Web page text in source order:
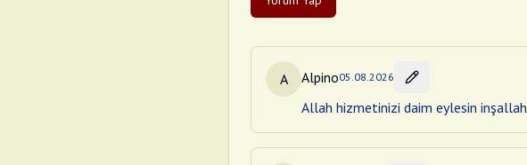
A Alpino05.08.2026
Allah hizmetinizi daim eylesin inşallah